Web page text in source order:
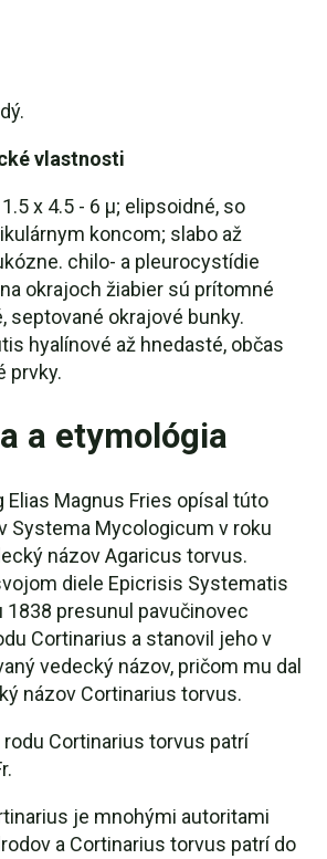
vlastnosti
x 4.5 - 6 µ; elipsoidné, so
koncom; slabo až
chilo- a pleurocystídie
okrajoch žiabier sú prítomné
septované okrajové bunky.
hyalínové až hnedasté, občas
prvky.
a etymológia
Magnus Fries opísal túto
Systema Mycologicum v roku
názov Agaricus torvus.
diele Epicrisis Systematis
1838 presunul pavučinovec
Cortinarius a stanovil jeho v
vedecký názov, pričom mu dal
názov Cortinarius torvus.
Cortinarius torvus patrí
je mnohými autoritami
a Cortinarius torvus patrí do